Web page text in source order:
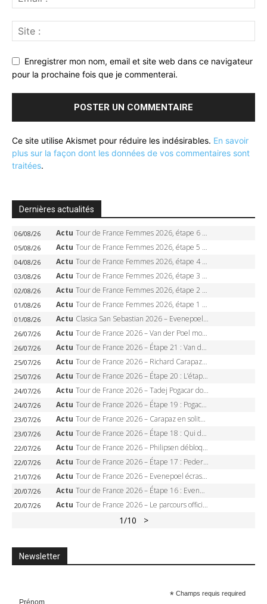
Enregistrer mon nom, email et site web dans ce navigateur
pour la prochaine fois que je commenterai.
Ce site utilise Akismet pour réduire les indésirables. En savoir
plus sur la façon dont les données de vos commentaires sont
traitées.
Dernières actualités
06/08/26 Actu Tour de France Femmes 2026, étape 6 – Kim Le Court-Pienaar gagne à Tournon, Reusser en jaune
05/08/26 Actu Tour de France Femmes 2026, étape 5 – Demi Vollering gagne à Belleville, Reusser en jaune, Ferrand-Prévot coule
04/08/26 Actu Tour de France Femmes 2026, étape 4 – Marlen Reusser écrase le chrono, Ferrand-Prévot en crise
03/08/26 Actu Tour de France Femmes 2026, étape 3 – Sigrid Haugset en solitaire, 88 km d’échappée, maillot jaune
02/08/26 Actu Tour de France Femmes 2026, étape 2 – Lorena Wiebes doublé à Genève, Markus héroïque, 7e record
01/08/26 Actu Tour de France Femmes 2026, étape 1 – Lorena Wiebes intouchable à Lausanne, premier maillot jaune
01/08/26 Actu Clasica San Sebastian 2026 – Evenepoel recordman, 4e victoire, Carapaz battu au sprint
26/07/26 Actu Tour de France 2026 – Van der Poel monumental à Paris, Pogacar égale le record des cinq sacres
26/07/26 Actu Tour de France 2026 – Étape 21 : Van der Poel, Pogacar, qui succédera à Wout van Aert sur les Champs-Elysées ?
25/07/26 Actu Tour de France 2026 – Richard Carapaz roi des Alpes, doublé et maillot à pois, Seixas perd le podium
25/07/26 Actu Tour de France 2026 – Étape 20 : L’étape reine, Galibier, Sarenne, Alpe d’Huez, qui succédera à Pogacar ?
24/07/26 Actu Tour de France 2026 – Tadej Pogacar dompte l’Alpe d’Huez, 5e victoire, record de Pantani pulvérisé
24/07/26 Actu Tour de France 2026 – Étape 19 : Pogacar peut-il enfin dompter l’Alpe d’Huez ?
23/07/26 Actu Tour de France 2026 – Carapaz en solitaire à Orcières-Merlette, Paret-Peintre à un point du maillot à pois
23/07/26 Actu Tour de France 2026 – Étape 18 : Qui domptera Orcières-Merlette, première marche vers l’Alpe d’Huez ?
22/07/26 Actu Tour de France 2026 – Philipsen débloque son compteur à Voiron, Pedersen en danger pour le maillot vert
22/07/26 Actu Tour de France 2026 – Étape 17 : Pedersen peut-il verrouiller le maillot vert à Voiron ?
21/07/26 Actu Tour de France 2026 – Evenepoel écrase le chrono d’Évian, Seixas 4e, Lipowitz abandonne
20/07/26 Actu Tour de France 2026 – Étape 16 : Evenepoel, Pogacar, Ganna… qui domptera le chrono d’Évian pour redessiner le podium ?
20/07/26 Actu Tour de France 2026 – Le parcours officiel complet : 21 étapes, profils, carte et dates
1/10 >
Newsletter
* Champs requis required